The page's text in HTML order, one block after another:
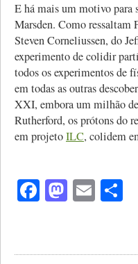
E há mais um motivo para
Marsden. Como ressaltam
Steven Corneliussen, do
experimento de colidir
todos os experimentos de
em todas as outras
XXI, embora um milhão
Rutherford, os prótons do
em projetoILC, colidem
Facebook
Email